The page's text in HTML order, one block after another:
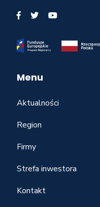
Menu
Aktualności
Region
Firmy
Strefa inwestora
Kontakt